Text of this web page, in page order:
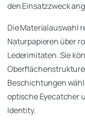
den Einsatzzweck
Die Materialauswahl
Naturpapieren über
Lederimitaten. Sie
Beschichtungen
optische Eyecatcher
Identity.